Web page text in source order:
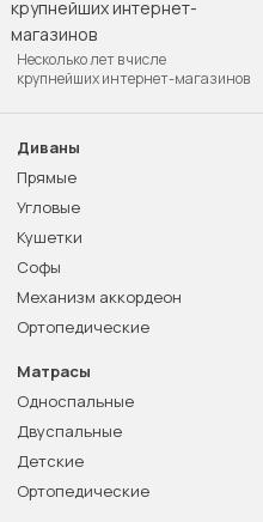
Несколько лет в числе
крупнейших интернет-магазинов
Диваны
Прямые
Угловые
Кушетки
Софы
Механизм аккордеон
Ортопедические
Матрасы
Односпальные
Двуспальные
Детские
Ортопедические